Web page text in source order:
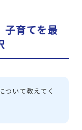
子育てを最
ついて教えてく